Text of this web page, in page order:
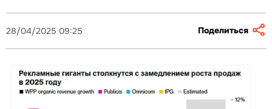
28/04/2025 09:25 Поделиться